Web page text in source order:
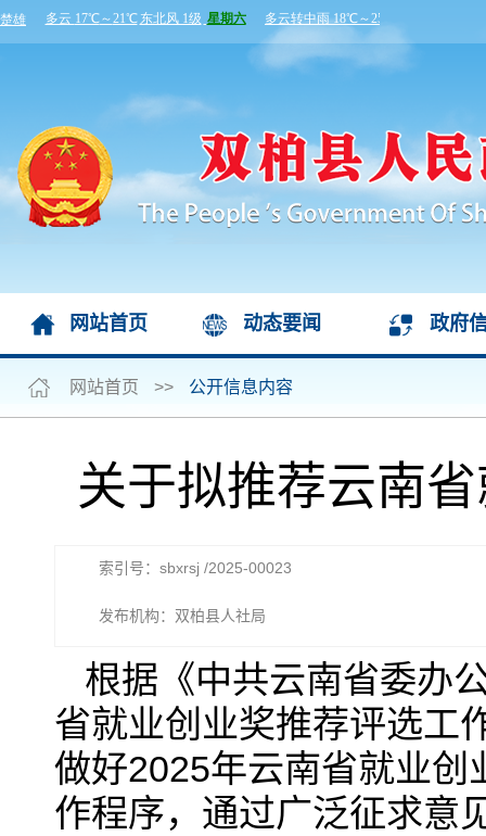
网站首页 动态要闻 政府
网站首页 >> 公开信息内容
关于拟推荐云南
索引号：sbxrsj /2025-00023
发布机构：双柏县人社局
根据《中共云南省委办
省就业创业奖推荐评选工
做好2025年云南省就业创
作程序，通过广泛征求意